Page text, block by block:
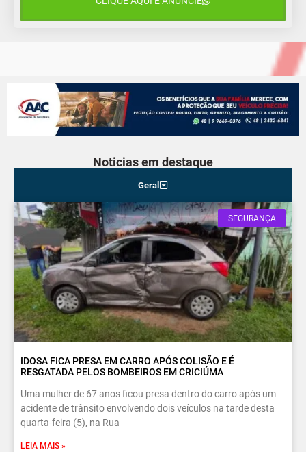
Noticias em destaque
Geral
SEGURANÇA
IDOSA FICA PRESA EM CARRO APÓS COLISÃO E É
RESGATADA PELOS BOMBEIROS EM CRICIÚMA
Uma mulher de 67 anos ficou presa dentro do carro após um
acidente de trânsito envolvendo dois veículos na tarde desta
quarta-feira (5), na Rua
LEIA MAIS »